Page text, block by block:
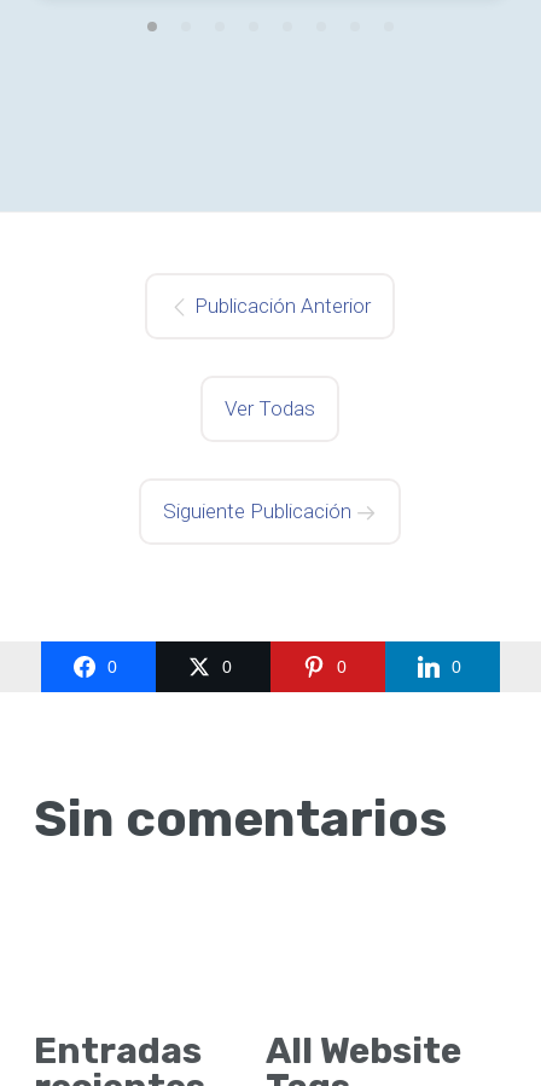
Publicación Anterior
Ver Todas
Siguiente Publicación
0 0 0 0
Sin comentarios
Entradas
All Website